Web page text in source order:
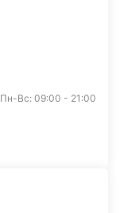
Пн-Вс: 09:00 - 21:00